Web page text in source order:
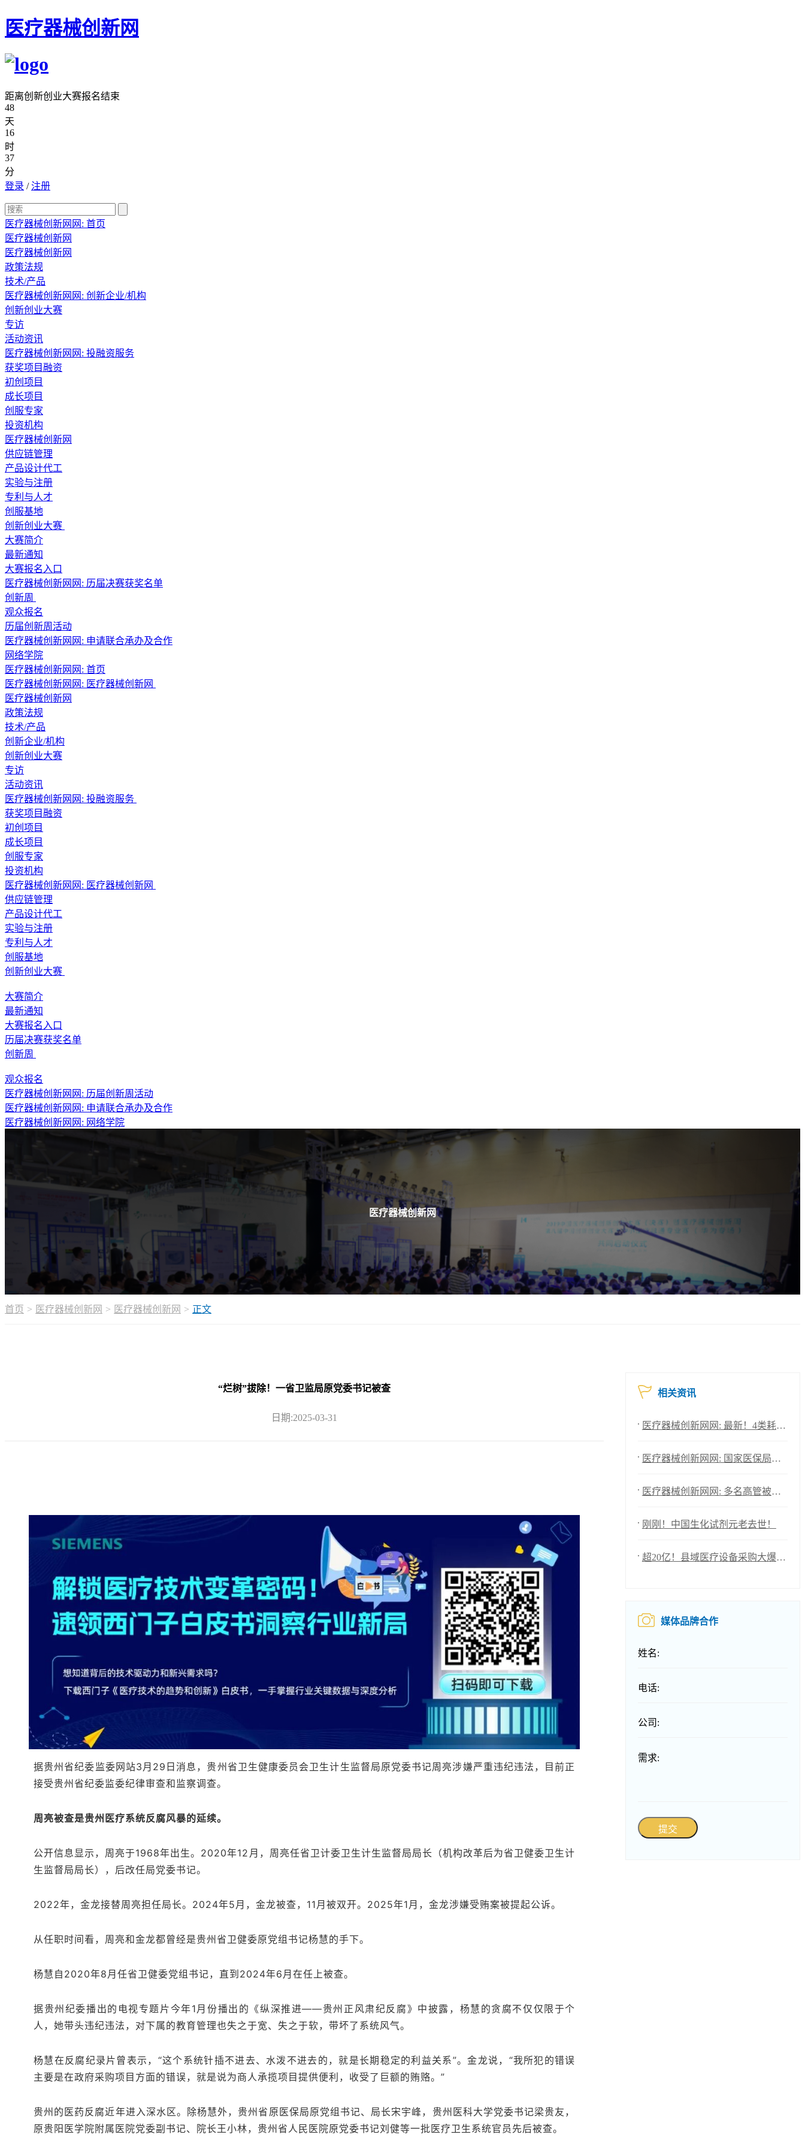
医疗器械创新网
距离创新创业大赛报名结束
48
天
16
时
37
分
登录 / 注册
医疗器械创新网网: 首页
医疗器械创新网
医疗器械创新网
政策法规
技术/产品
医疗器械创新网网: 创新企业/机构
创新创业大赛
专访
活动资讯
医疗器械创新网网: 投融资服务
获奖项目融资
初创项目
成长项目
创服专家
投资机构
医疗器械创新网
供应链管理
产品设计代工
实验与注册
专利与人才
创服基地
创新创业大赛
大赛简介
最新通知
大赛报名入口
医疗器械创新网网: 历届决赛获奖名单
创新周
观众报名
历届创新周活动
医疗器械创新网网: 申请联合承办及合作
网络学院
医疗器械创新网网: 首页
医疗器械创新网网: 医疗器械创新网
医疗器械创新网
政策法规
技术/产品
创新企业/机构
创新创业大赛
专访
活动资讯
医疗器械创新网网: 投融资服务
获奖项目融资
初创项目
成长项目
创服专家
投资机构
医疗器械创新网网: 医疗器械创新网
供应链管理
产品设计代工
实验与注册
专利与人才
创服基地
创新创业大赛
大赛简介
最新通知
大赛报名入口
历届决赛获奖名单
创新周
观众报名
医疗器械创新网网: 历届创新周活动
医疗器械创新网网: 申请联合承办及合作
医疗器械创新网网: 网络学院
医疗器械创新网
首页 医疗器械创新网 医疗器械创新网 正文
“烂树”拔除！一省卫监局原党委书记被查
日期:2025-03-31
据贵州省纪委监委网站3月29日消息，贵州省卫生健康委员会卫生计生监督局原党委书记周亮涉嫌严重违纪违法，目前正
接受贵州省纪委监委纪律审查和监察调查。
周亮被查是贵州医疗系统反腐风暴的延续。
公开信息显示，周亮于1968年出生。2020年12月，周亮任省卫计委卫生计生监督局局长（机构改革后为省卫健委卫生计
生监督局局长），后改任局党委书记。
2022年，金龙接替周亮担任局长。2024年5月，金龙被查，11月被双开。2025年1月，金龙涉嫌受贿案被提起公诉。
从任职时间看，周亮和金龙都曾经是贵州省卫健委原党组书记杨慧的手下。
杨慧自2020年8月任省卫健委党组书记，直到2024年6月在任上被查。
据贵州纪委播出的电视专题片今年1月份播出的《纵深推进——贵州正风肃纪反腐》中披露，杨慧的贪腐不仅仅限于个
人，她带头违纪违法，对下属的教育管理也失之于宽、失之于软，带坏了系统风气。
杨慧在反腐纪录片曾表示，“这个系统针插不进去、水泼不进去的，就是长期稳定的利益关系”。金龙说，“我所犯的错误
主要是在政府采购项目方面的错误，就是说为商人承揽项目提供便利，收受了巨额的贿赂。”
贵州的医药反腐近年进入深水区。除杨慧外，贵州省原医保局原党组书记、局长宋宇峰，贵州医科大学党委书记梁贵友，
原贵阳医学院附属医院党委副书记、院长王小林，贵州省人民医院原党委书记刘健等一批医疗卫生系统官员先后被查。
相关资讯
医疗器械创新网网: 最新！4类耗材集采报价启动
医疗器械创新网网: 国家医保局开会，高端医疗器械重大利好
医疗器械创新网网: 多名高管被逮捕！IVD上市企业年亏损1576万！
刚刚！中国生化试剂元老去世！
超20亿！县域医疗设备采购大爆发（附清单）
媒体品牌合作
姓名:
电话:
公司:
需求:
提交